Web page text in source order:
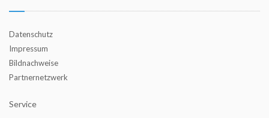
Datenschutz
Impressum
Bildnachweise
Partnernetzwerk
Service